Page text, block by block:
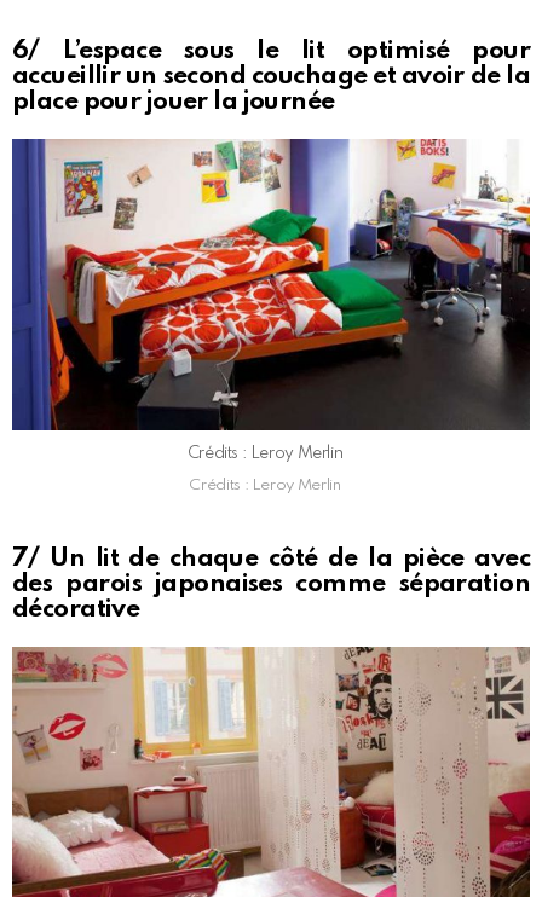
6/ L’espace sous le lit optimisé pour
accueillir un second couchage et avoir de la
place pour jouer la journée
Crédits : Leroy Merlin
Crédits : Leroy Merlin
7/ Un lit de chaque côté de la pièce avec
des parois japonaises comme séparation
décorative